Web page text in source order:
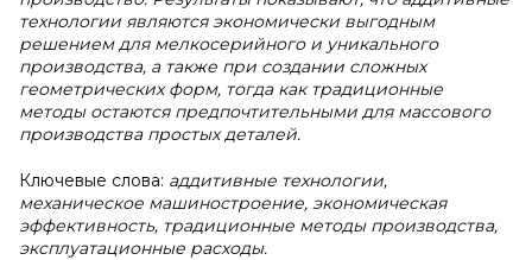
технологии являются экономически выгодным
решением для мелкосерийного и уникального
производства, а также при создании сложных
геометрических форм, тогда как традиционные
методы остаются предпочтительными для массового
производства простых деталей.
Ключевые слова: аддитивные технологии,
механическое машиностроение, экономическая
эффективность, традиционные методы производства,
эксплуатационные расходы.